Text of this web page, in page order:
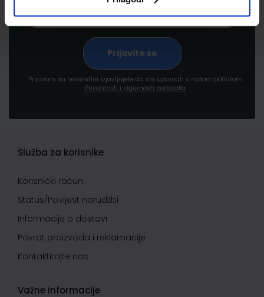
Prijavom na newsletter izjavljujete da ste upoznati s našom politikom
Privatnosti i sigurnosti podataka
Služba za korisnike
Korisnički račun
Status/Povijest narudžbi
Informacije o dostavi
Povrat proizvoda i reklamacije
Kontaktirajte nas
Važne informacije